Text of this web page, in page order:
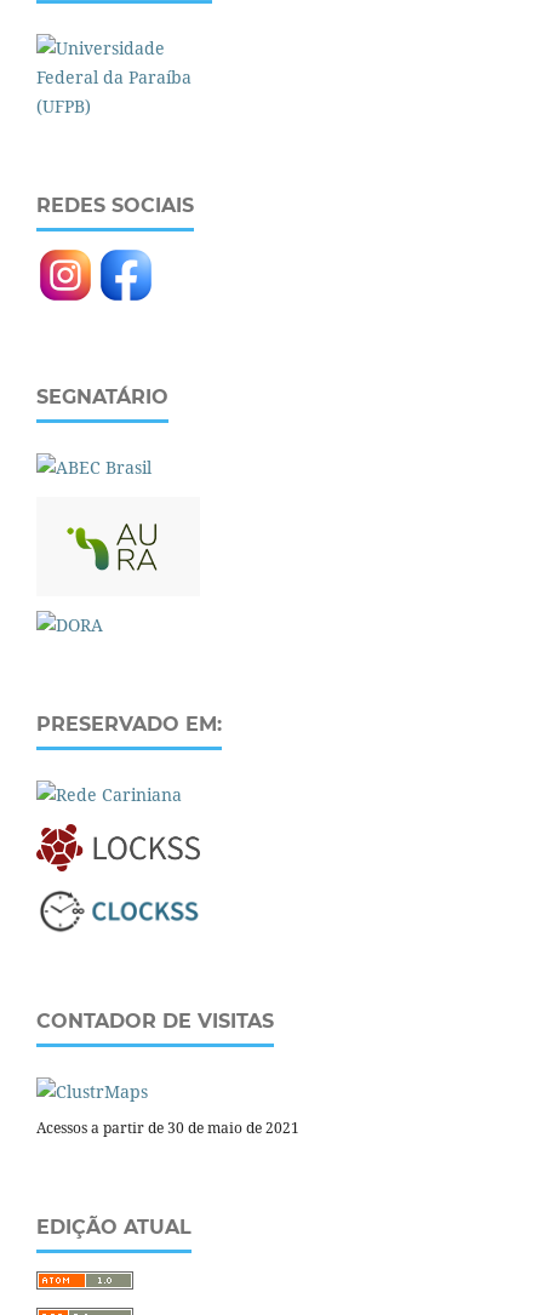
REDES SOCIAIS
SEGNATÁRIO
PRESERVADO EM:
CONTADOR DE VISITAS
Acessos a partir de 30 de maio de 2021
EDIÇÃO ATUAL